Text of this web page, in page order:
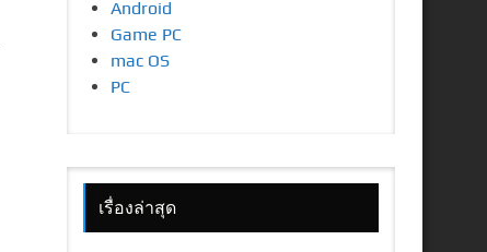
Android
Game PC
mac OS
PC
เรื่องล่าสุด